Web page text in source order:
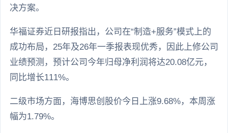
决方案。
华福证券近日研报指出，公司在“制造+服务”模式上的
成功布局，25年及26年一季报表现优秀，因此上修公司
业绩预测，预计公司今年归母净利润将达20.08亿元，
同比增长111%。
二级市场方面，海博思创股价今日上涨9.68%，本周涨
幅为1.79%。